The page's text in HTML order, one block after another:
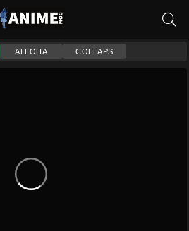
ALLOHA COLLAPS